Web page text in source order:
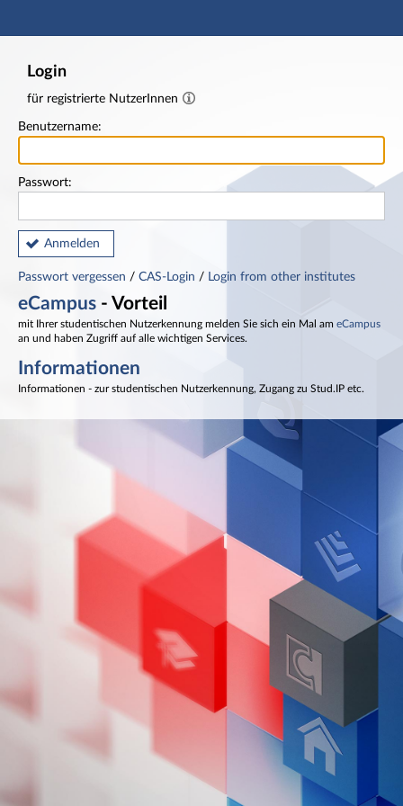
Hauptnavigation
Login
für registrierte NutzerInnen
Benutzername:
Passwort:
Anmelden
Passwort vergessen / CAS-Login / Login from other institutes
eCampus - Vorteil
mit Ihrer studentischen Nutzerkennung melden Sie sich ein Mal am eCampus
an und haben Zugriff auf alle wichtigen Services.
Informationen
Informationen - zur studentischen Nutzerkennung, Zugang zu Stud.IP etc.